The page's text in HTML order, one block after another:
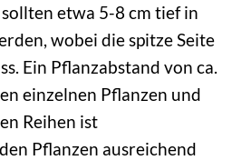
etwa 5-8 cm tief in
wobei die spitze Seite
Ein Pflanzabstand von ca.
einzelnen Pflanzen und
Reihen ist
Pflanzen ausreichend